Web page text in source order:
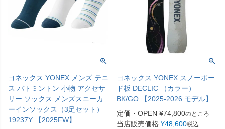
ヨネックス YONEX メンズ テニ
ス バトミントン 小物 アクセサ
リー ソックス メンズスニーカ
ーインソックス（3足セット）
19237Y 【2025FW】
ヨネックス YONEX スノーボー
ド板 DECLIC （カラー）
BK/GO 【2025-2026 モデル】
定価・OPEN ¥74,800のところ
当店販売価格 ¥48,600税込